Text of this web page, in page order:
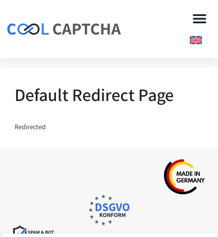
Default Redirect Page
Redirected